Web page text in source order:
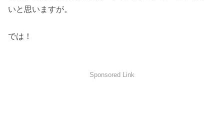
いと思いますが。
では！
Sponsored Link